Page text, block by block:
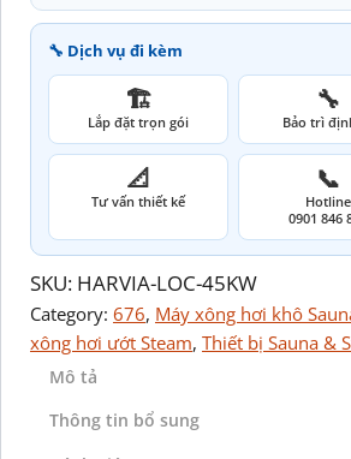
🔧 Dịch vụ đi kèm
🏗️
Lắp đặt trọn gói
🔧
Bảo trì
📐
Tư vấn thiết kế
📞
Hotline
0901 846
SKU: HARVIA-LOC-45KW
Category: 676, Máy xông hơi khô
xông hơi ướt Steam, Thiết bị Sauna &
Mô tả
Thông tin bổ sung